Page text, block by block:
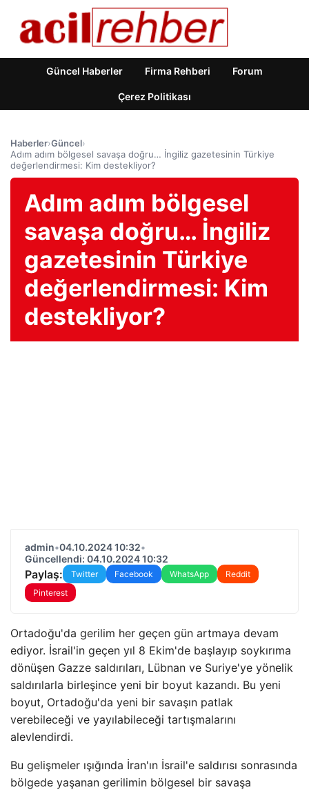
Güncel Haberler Firma Rehberi Forum
Çerez Politikası
Haberler›Güncel›
Adım adım bölgesel savaşa doğru… İngiliz gazetesinin Türkiye
değerlendirmesi: Kim destekliyor?
Adım adım bölgesel
savaşa doğru… İngiliz
gazetesinin Türkiye
değerlendirmesi: Kim
destekliyor?
admin•04.10.2024 10:32•
Güncellendi: 04.10.2024 10:32
Paylaş: Twitter Facebook WhatsApp
Reddit
Pinterest
Ortadoğu'da gerilim her geçen gün artmaya devam
ediyor. İsrail'in geçen yıl 8 Ekim'de başlayıp soykırıma
dönüşen Gazze saldırıları, Lübnan ve Suriye'ye yönelik
saldırılarla birleşince yeni bir boyut kazandı. Bu yeni
boyut, Ortadoğu'da yeni bir savaşın patlak
verebileceği ve yayılabileceği tartışmalarını
alevlendirdi.
Bu gelişmeler ışığında İran'ın İsrail'e saldırısı sonrasında
bölgede yaşanan gerilimin bölgesel bir savaşa